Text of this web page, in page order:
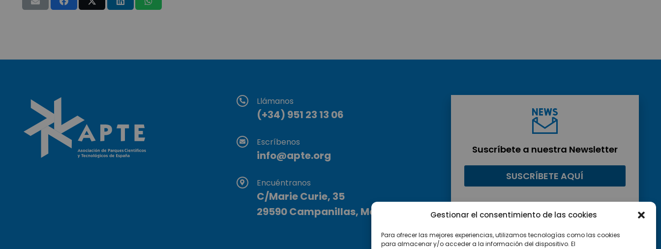
Gestionar el consentimiento de las cookies
Para ofrecer las mejores experiencias, utilizamos tecnologías como las cookies
para almacenar y/o acceder a la información del dispositivo. El
Llámanos
(+34) 951 23 13 06
Escríbenos
info@apte.org
Encuéntranos
C/Marie Curie, 35
29590 Campanillas, Málaga
Suscríbete a nuestra Newsletter
SUSCRÍBETE AQUÍ